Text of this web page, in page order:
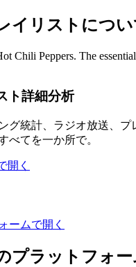
イリストについ
Chili Peppers. The
ト詳細分析
グ統計、ラジオ放送、プ
べてを一か所で。
開く
ームで開く
プラットフォ